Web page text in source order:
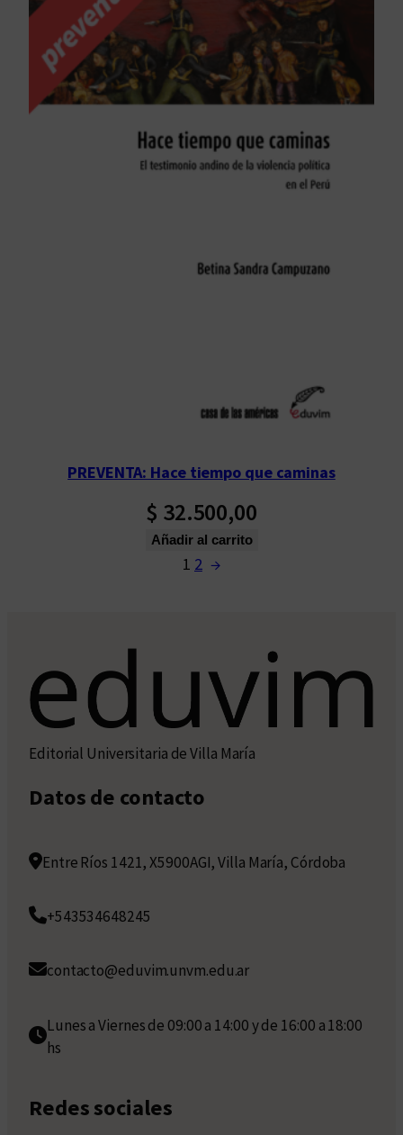
PREVENTA: Hace tiempo que caminas
$ 32.500,00
Añadir al carrito
1 2 →
Editorial Universitaria de Villa María
Datos de contacto
Entre Ríos 1421, X5900AGI, Villa María, Córdoba
+543534648245
contacto@eduvim.unvm.edu.ar
Lunes a Viernes de 09:00 a 14:00 y de 16:00 a 18:00
hs
Redes sociales